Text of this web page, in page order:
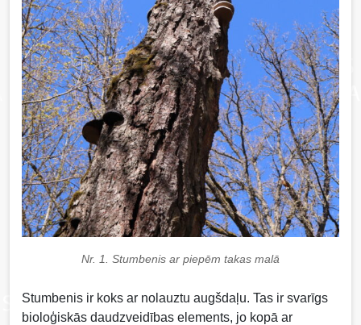
Nr. 1. Stumbenis ar piepēm takas malā
Stumbenis ir koks ar nolauztu augšdaļu. Tas ir svarīgs
bioloģiskās daudzveidības elements, jo kopā ar